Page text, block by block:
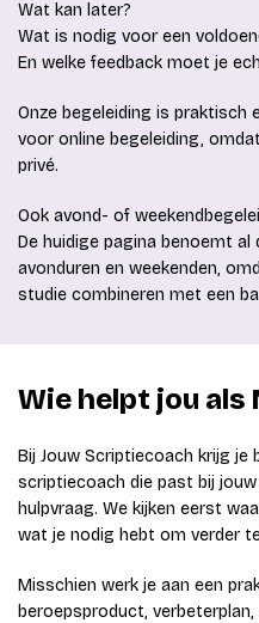
Wat kan later?
Wat is nodig voor een
En welke feedback moet je
Onze begeleiding is praktisch
voor online begeleiding,
privé.
Ook avond- of
De huidige pagina benoemt al
avonduren en weekenden,
studie combineren met een
Wie helpt jou als
Bij Jouw Scriptiecoach krijg je
scriptiecoach die past bij
hulpvraag. We kijken eerst
wat je nodig hebt om verder
Misschien werk je aan een
beroepsproduct,